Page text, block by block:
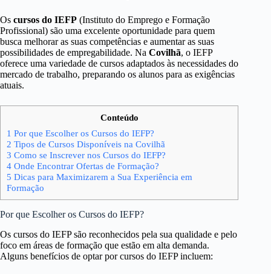
Os cursos do IEFP (Instituto do Emprego e Formação
Profissional) são uma excelente oportunidade para quem
busca melhorar as suas competências e aumentar as suas
possibilidades de empregabilidade. Na Covilhã, o IEFP
oferece uma variedade de cursos adaptados às necessidades do
mercado de trabalho, preparando os alunos para as exigências
atuais.
Conteúdo
1 Por que Escolher os Cursos do IEFP?
2 Tipos de Cursos Disponíveis na Covilhã
3 Como se Inscrever nos Cursos do IEFP?
4 Onde Encontrar Ofertas de Formação?
5 Dicas para Maximizarem a Sua Experiência em
Formação
Por que Escolher os Cursos do IEFP?
Os cursos do IEFP são reconhecidos pela sua qualidade e pelo
foco em áreas de formação que estão em alta demanda.
Alguns benefícios de optar por cursos do IEFP incluem: